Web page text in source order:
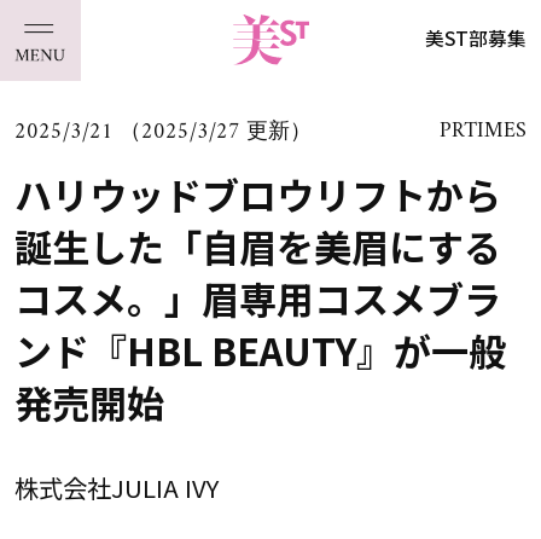
美ST部募集
2025/3/21 （2025/3/27 更新） PRTIMES
ハリウッドブロウリフトから
誕生した「自眉を美眉にする
コスメ。」眉専用コスメブラ
ンド『HBL BEAUTY』が一般
発売開始
株式会社JULIA IVY